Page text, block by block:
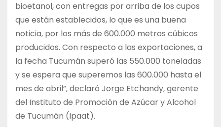
bioetanol, con entregas por arriba de los cupos
que están establecidos, lo que es una buena
noticia, por los más de 600.000 metros cúbicos
producidos. Con respecto a las exportaciones, a
la fecha Tucumán superó las 550.000 toneladas
y se espera que superemos las 600.000 hasta el
mes de abril”, declaró Jorge Etchandy, gerente
del Instituto de Promoción de Azúcar y Alcohol
de Tucumán (Ipaat).